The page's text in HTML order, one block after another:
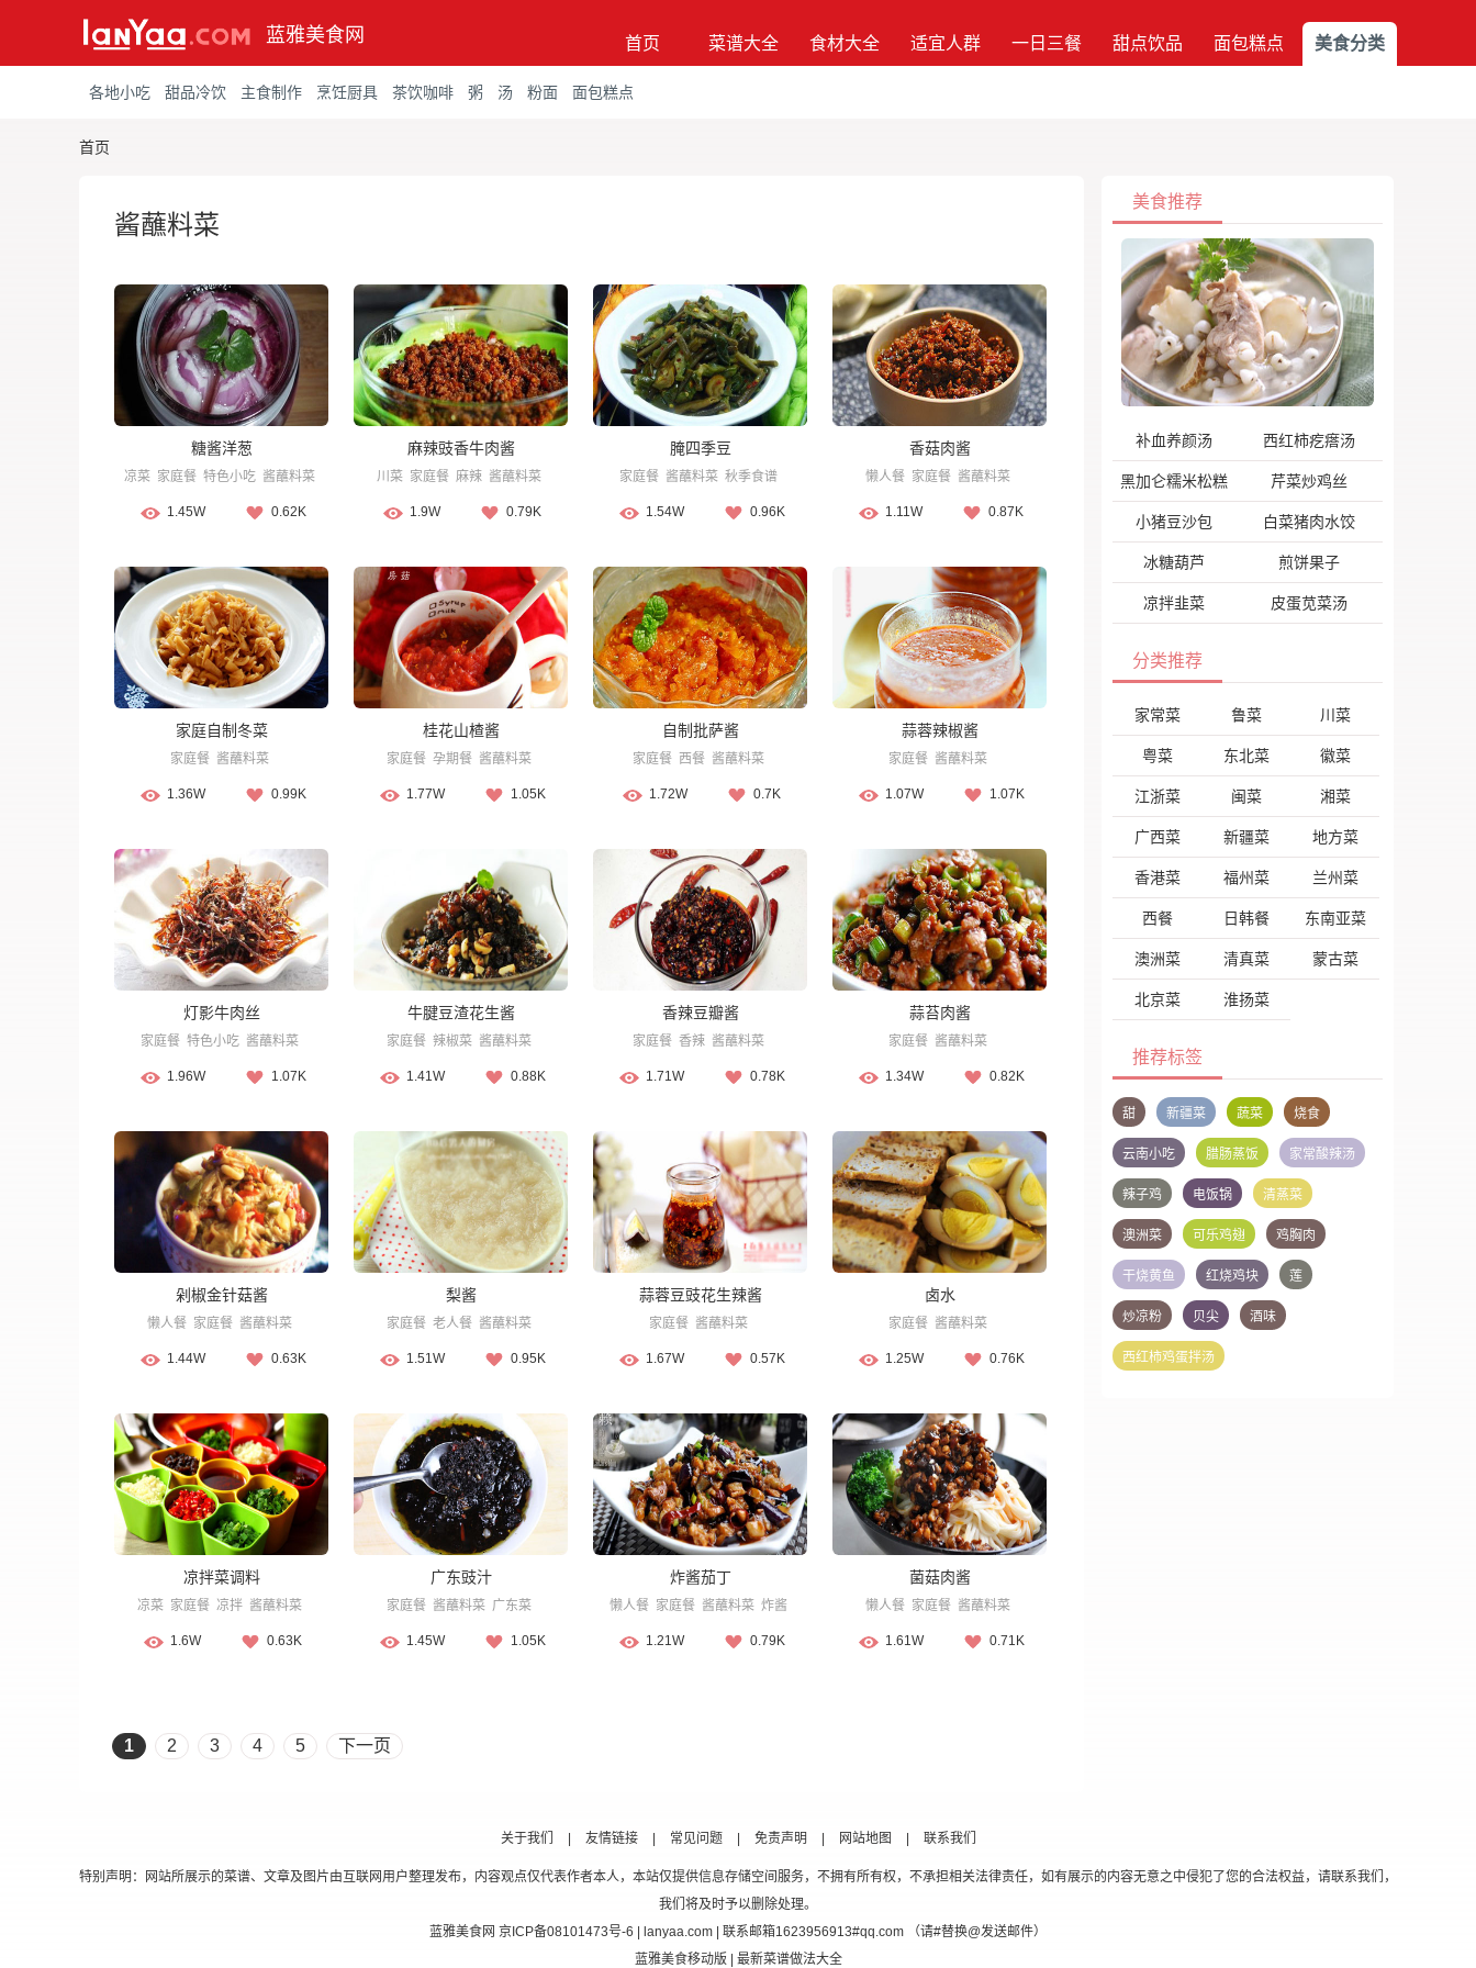
蓝雅美食网 首页 菜谱大全 食材大全 适宜人群 一日三餐 甜点饮品 面包糕点 美食分类
各地小吃 甜品冷饮 主食制作 烹饪厨具 茶饮咖啡 粥 汤 粉面 面包糕点
首页
酱蘸料菜
糖酱洋葱
凉菜 家庭餐 特色小吃 酱蘸料菜
1.45W 0.62K
麻辣豉香牛肉酱
川菜 家庭餐 麻辣 酱蘸料菜
1.9W 0.79K
腌四季豆
家庭餐 酱蘸料菜 秋季食谱
1.54W 0.96K
香菇肉酱
懒人餐 家庭餐 酱蘸料菜
1.11W 0.87K
家庭自制冬菜
家庭餐 酱蘸料菜
1.36W 0.99K
桂花山楂酱
家庭餐 孕期餐 酱蘸料菜
1.77W 1.05K
自制批萨酱
家庭餐 西餐 酱蘸料菜
1.72W 0.7K
蒜蓉辣椒酱
家庭餐 酱蘸料菜
1.07W 1.07K
灯影牛肉丝
家庭餐 特色小吃 酱蘸料菜
1.96W 1.07K
牛腱豆渣花生酱
家庭餐 辣椒菜 酱蘸料菜
1.41W 0.88K
香辣豆瓣酱
家庭餐 香辣 酱蘸料菜
1.71W 0.78K
蒜苔肉酱
家庭餐 酱蘸料菜
1.34W 0.82K
剁椒金针菇酱
懒人餐 家庭餐 酱蘸料菜
1.44W 0.63K
梨酱
家庭餐 老人餐 酱蘸料菜
1.51W 0.95K
蒜蓉豆豉花生辣酱
家庭餐 酱蘸料菜
1.67W 0.57K
卤水
家庭餐 酱蘸料菜
1.25W 0.76K
凉拌菜调料
凉菜 家庭餐 凉拌 酱蘸料菜
1.6W 0.63K
广东豉汁
家庭餐 酱蘸料菜 广东菜
1.45W 1.05K
炸酱茄丁
懒人餐 家庭餐 酱蘸料菜 炸酱
1.21W 0.79K
菌菇肉酱
懒人餐 家庭餐 酱蘸料菜
1.61W 0.71K
1 2 3 4 5 下一页
美食推荐
补血养颜汤 西红柿疙瘩汤
黑加仑糯米松糕 芹菜炒鸡丝
小猪豆沙包 白菜猪肉水饺
冰糖葫芦 煎饼果子
凉拌韭菜 皮蛋苋菜汤
分类推荐
家常菜 鲁菜 川菜
粤菜 东北菜 徽菜
江浙菜 闽菜 湘菜
广西菜 新疆菜 地方菜
香港菜 福州菜 兰州菜
西餐 日韩餐 东南亚菜
澳洲菜 清真菜 蒙古菜
北京菜 淮扬菜
推荐标签
甜 新疆菜 蔬菜 烧食
云南小吃 腊肠蒸饭 家常酸辣汤
辣子鸡 电饭锅 清蒸菜
澳洲菜 可乐鸡翅 鸡胸肉
干烧黄鱼 红烧鸡块 莲
炒凉粉 贝尖 酒味
西红柿鸡蛋拌汤
关于我们 友情链接 常见问题 免责声明 网站地图 联系我们
特别声明：网站所展示的菜谱、文章及图片由互联网用户整理发布，内容观点仅代表作者本人，本站仅提供信息存储空间服务，不拥有所有权，不承担相关法律责任，如有展示的内容无意之中侵犯了您的合法权益，请联系我们，
我们将及时予以删除处理。
蓝雅美食网 京ICP备08101473号-6 | lanyaa.com | 联系邮箱1623956913#qq.com （请#替换@发送邮件）
蓝雅美食移动版 | 最新菜谱做法大全